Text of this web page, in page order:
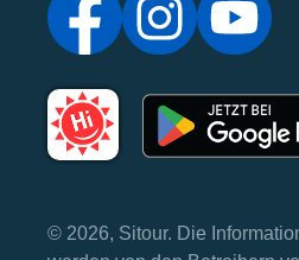
© 2026, Sitour. Die